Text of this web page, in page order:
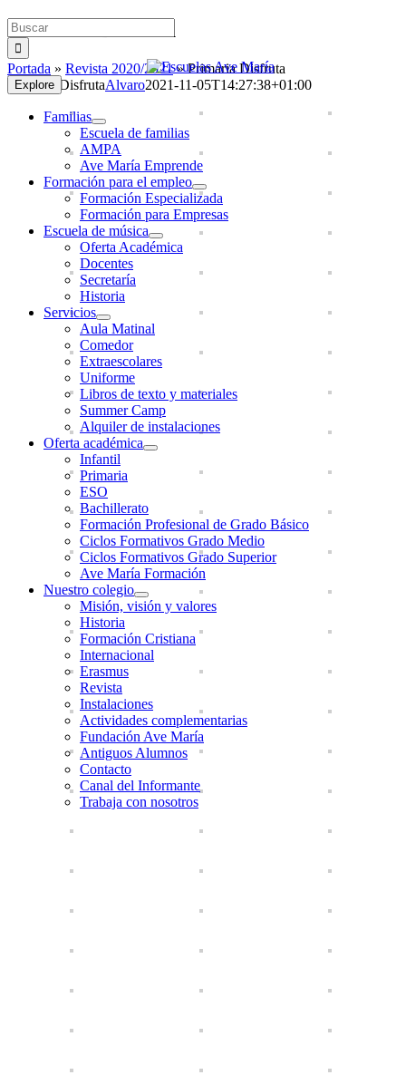
Saltar
al
contenido
Buscar:
Explore
Familias
Escuela de familias
AMPA
Ave María Emprende
Formación para el empleo
Formación Especializada
Formación para Empresas
Escuela de música
Oferta Académica
Docentes
Secretaría
Historia
Servicios
Aula Matinal
Comedor
Extraescolares
Uniforme
Libros de texto y materiales
Summer Camp
Alquiler de instalaciones
Oferta académica
Infantil
Primaria
ESO
Bachillerato
Formación Profesional de Grado Básico
Ciclos Formativos Grado Medio
Ciclos Formativos Grado Superior
Ave María Formación
Nuestro colegio
Misión, visión y valores
Historia
Formación Cristiana
Internacional
Erasmus
Revista
Instalaciones
Actividades complementarias
Fundación Ave María
Antiguos Alumnos
Contacto
Canal del Informante
Trabaja con nosotros
Primaria Disfruta
Portada » Revista 2020/2021»Primaria Disfruta
Primaria DisfrutaAlvaro2021-11-05T14:27:38+01:00